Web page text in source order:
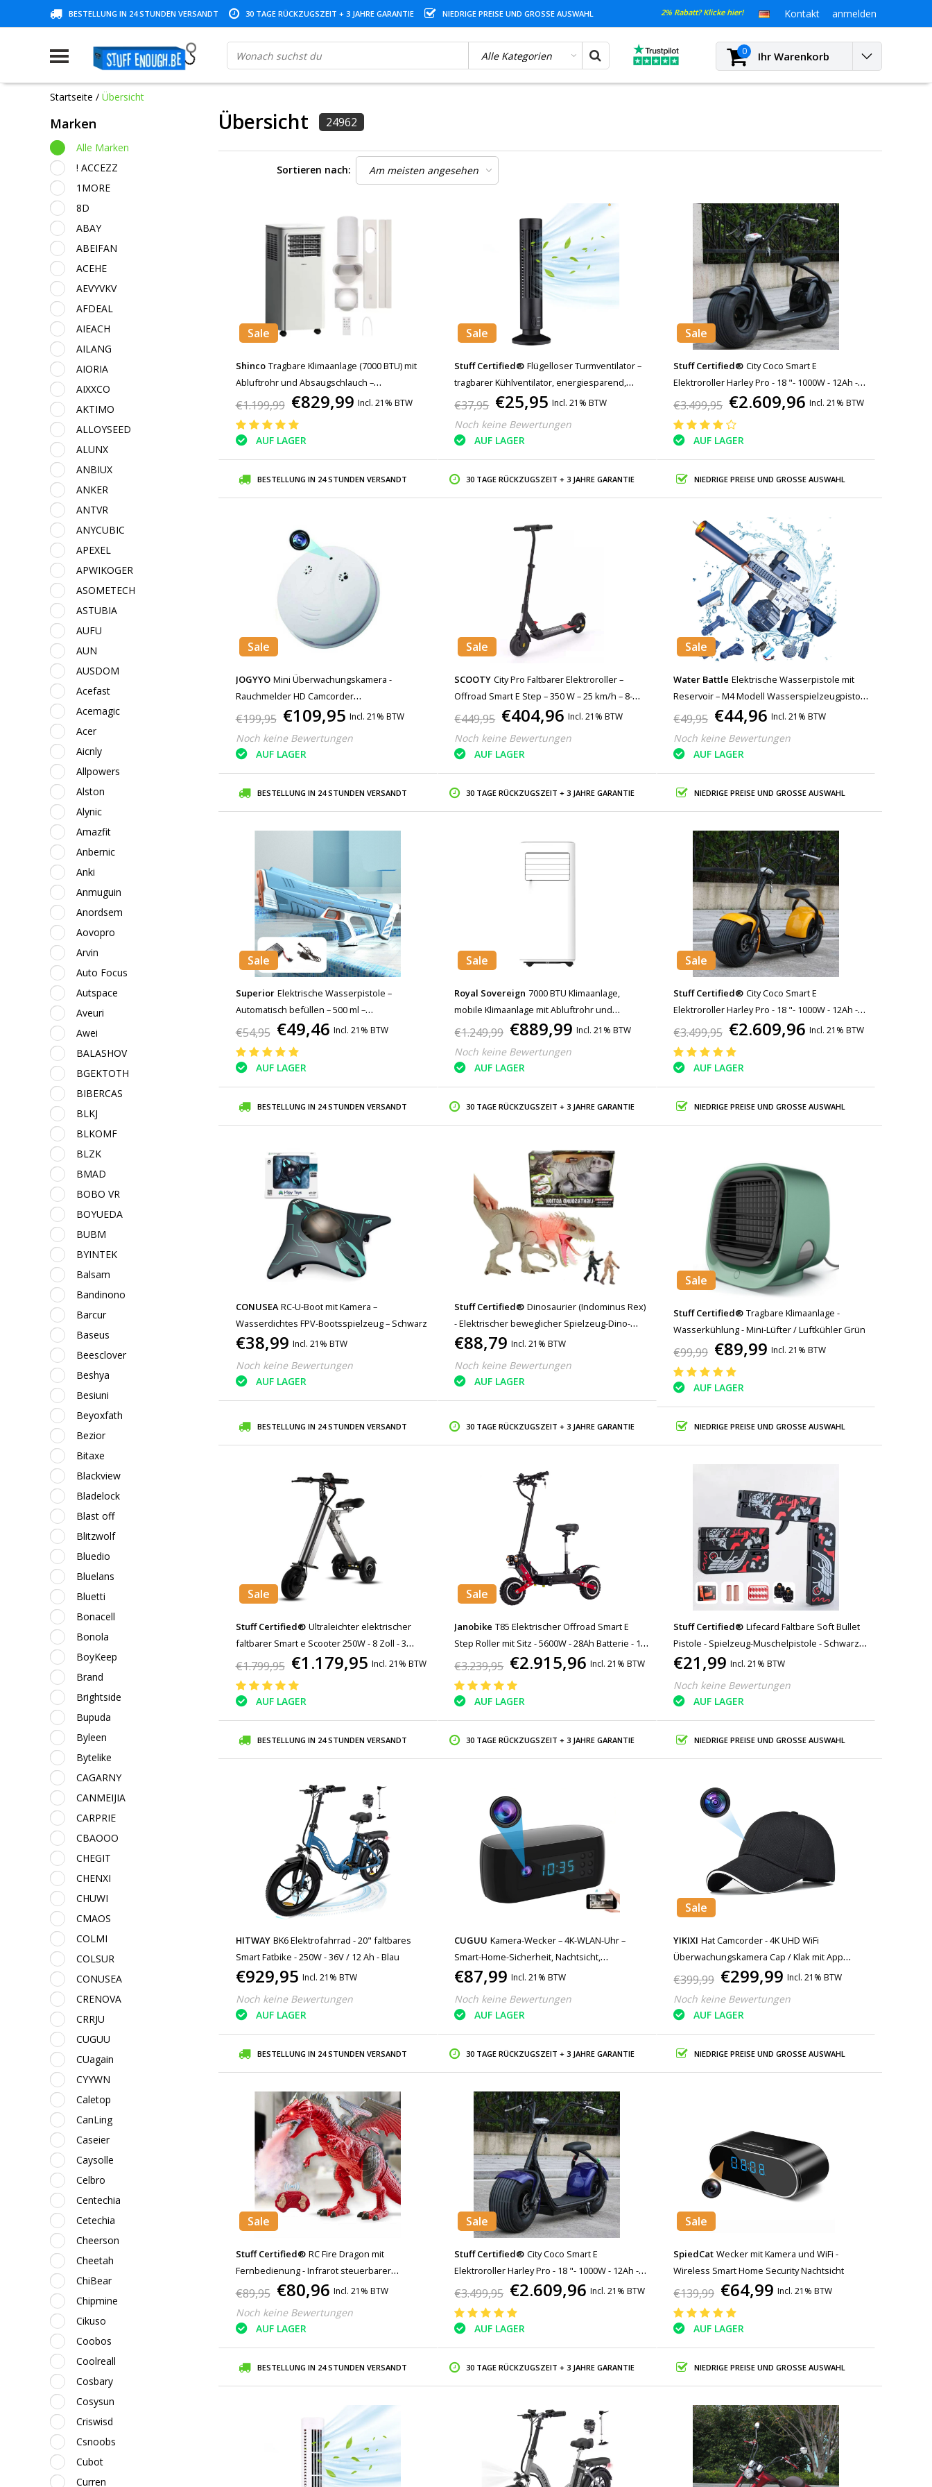
BESTELLUNG IN 24 STUNDEN VERSANDT 30 TAGE RÜCKZUGSZEIT + 3 JAHRE GARANTIE NIEDRIGE PREISE UND GROSSE AUSWAHL 2% Rabatt? Klicke hier! Kontakt anmelden
0 Ihr Warenkorb
Startseite / Übersicht
Marken
Alle Marken
! ACCEZZ
1MORE
8D
ABAY
ABEIFAN
ACEHE
AEVYVKV
AFDEAL
AIEACH
AILANG
AIORIA
AIXXCO
AKTIMO
ALLOYSEED
ALUNX
ANBIUX
ANKER
ANTVR
ANYCUBIC
APEXEL
APWIKOGER
ASOMETECH
ASTUBIA
AUFU
AUN
AUSDOM
Acefast
Acemagic
Acer
Aicnly
Allpowers
Alston
Alynic
Amazfit
Anbernic
Anki
Anmuguin
Anordsem
Aovopro
Arvin
Auto Focus
Autspace
Aveuri
Awei
BALASHOV
BGEKTOTH
BIBERCAS
BLKJ
BLKOMF
BLZK
BMAD
BOBO VR
BOYUEDA
BUBM
BYINTEK
Balsam
Bandinono
Barcur
Baseus
Beesclover
Beshya
Besiuni
Beyoxfath
Bezior
Bitaxe
Blackview
Bladelock
Blast off
Blitzwolf
Bluedio
Bluelans
Bluetti
Bonacell
Bonola
BoyKeep
Brand
Brightside
Bupuda
Byleen
Bytelike
CAGARNY
CANMEIJIA
CARPRIE
CBAOOO
CHEGIT
CHENXI
CHUWI
CMAOS
COLMI
COLSUR
CONUSEA
CRENOVA
CRRJU
CUGUU
CUagain
CYYWN
Caletop
CanLing
Caseier
Caysolle
Celbro
Centechia
Cetechia
Cheerson
Cheetah
ChiBear
Chipmine
Cikuso
Coobos
Coolreall
Cosbary
Cosysun
Criswisd
Csnoobs
Cubot
Curren
Übersicht 24962
Sortieren nach:
Sale
Shinco Tragbare Klimaanlage (7000 BTU) mit
Abluftrohr und Absaugschlauch –
Luftkühler/Ventilator – Weiß
€1.199,99 €829,99 Incl. 21% BTW
AUF LAGER
Sale
Stuff Certified® Flügelloser Turmventilator –
tragbarer Kühlventilator, energiesparend,
Schwarz
€37,95 €25,95 Incl. 21% BTW
Noch keine Bewertungen
AUF LAGER
Sale
Stuff Certified® City Coco Smart E
Elektroroller Harley Pro - 18 "- 1000W - 12Ah -
Schwarz
€3.499,95 €2.609,96 Incl. 21% BTW
AUF LAGER
BESTELLUNG IN 24 STUNDEN VERSANDT 30 TAGE RÜCKZUGSZEIT + 3 JAHRE GARANTIE NIEDRIGE PREISE UND GROSSE AUSWAHL
Sale
JOGYYO Mini Überwachungskamera -
Rauchmelder HD Camcorder
Bewegungserkennung Weiß
€199,95 €109,95 Incl. 21% BTW
Noch keine Bewertungen
AUF LAGER
Sale
SCOOTY City Pro Faltbarer Elektroroller –
Offroad Smart E Step – 350 W – 25 km/h – 8-
Zoll-Räder – Schwarz
€449,95 €404,96 Incl. 21% BTW
Noch keine Bewertungen
AUF LAGER
Sale
Water Battle Elektrische Wasserpistole mit
Reservoir – M4 Modell Wasserspielzeugpistole
Blau
€49,95 €44,96 Incl. 21% BTW
Noch keine Bewertungen
AUF LAGER
BESTELLUNG IN 24 STUNDEN VERSANDT 30 TAGE RÜCKZUGSZEIT + 3 JAHRE GARANTIE NIEDRIGE PREISE UND GROSSE AUSWAHL
Sale
Superior Elektrische Wasserpistole –
Automatisch befüllen – 500 ml –
Wasserspielzeugpistole Blau
€54,95 €49,46 Incl. 21% BTW
AUF LAGER
Sale
Royal Sovereign 7000 BTU Klimaanlage,
mobile Klimaanlage mit Abluftrohr und
Absaugschlauch – tragbarer
€1.249,99 €889,99 Incl. 21% BTW
Noch keine Bewertungen
AUF LAGER
Sale
Stuff Certified® City Coco Smart E
Elektroroller Harley Pro - 18 "- 1000W - 12Ah -
Gelb
€3.499,95 €2.609,96 Incl. 21% BTW
AUF LAGER
BESTELLUNG IN 24 STUNDEN VERSANDT 30 TAGE RÜCKZUGSZEIT + 3 JAHRE GARANTIE NIEDRIGE PREISE UND GROSSE AUSWAHL
CONUSEA RC-U-Boot mit Kamera –
Wasserdichtes FPV-Bootsspielzeug – Schwarz
€38,99 Incl. 21% BTW
Noch keine Bewertungen
AUF LAGER
Stuff Certified® Dinosaurier (Indominus Rex)
- Elektrischer beweglicher Spielzeug-Dino-
Roboter - Weiß
€88,79 Incl. 21% BTW
Noch keine Bewertungen
AUF LAGER
Sale
Stuff Certified® Tragbare Klimaanlage -
Wasserkühlung - Mini-Lüfter / Luftkühler Grün
€99,99 €89,99 Incl. 21% BTW
AUF LAGER
BESTELLUNG IN 24 STUNDEN VERSANDT 30 TAGE RÜCKZUGSZEIT + 3 JAHRE GARANTIE NIEDRIGE PREISE UND GROSSE AUSWAHL
Sale
Stuff Certified® Ultraleichter elektrischer
faltbarer Smart e Scooter 250W - 8 Zoll - 3
Räder - Silbergrau
€1.799,95 €1.179,95 Incl. 21% BTW
AUF LAGER
Sale
Janobike T85 Elektrischer Offroad Smart E
Step Roller mit Sitz - 5600W - 28Ah Batterie - 10
Zoll Räder
€3.239,95 €2.915,96 Incl. 21% BTW
AUF LAGER
Stuff Certified® Lifecard Faltbare Soft Bullet
Pistole - Spielzeug-Muschelpistole - Schwarz
Grau Rot
€21,99 Incl. 21% BTW
Noch keine Bewertungen
AUF LAGER
BESTELLUNG IN 24 STUNDEN VERSANDT 30 TAGE RÜCKZUGSZEIT + 3 JAHRE GARANTIE NIEDRIGE PREISE UND GROSSE AUSWAHL
HITWAY BK6 Elektrofahrrad - 20" faltbares
Smart Fatbike - 250W - 36V / 12 Ah - Blau
€929,95 Incl. 21% BTW
Noch keine Bewertungen
AUF LAGER
CUGUU Kamera-Wecker – 4K-WLAN-Uhr –
Smart-Home-Sicherheit, Nachtsicht,
Bewegungserkennung – Schwarz
€87,99 Incl. 21% BTW
Noch keine Bewertungen
AUF LAGER
Sale
YIKIXI Hat Camcorder - 4K UHD WiFi
Überwachungskamera Cap / Klak mit App
Schwarz
€399,99 €299,99 Incl. 21% BTW
Noch keine Bewertungen
AUF LAGER
BESTELLUNG IN 24 STUNDEN VERSANDT 30 TAGE RÜCKZUGSZEIT + 3 JAHRE GARANTIE NIEDRIGE PREISE UND GROSSE AUSWAHL
Sale
Stuff Certified® RC Fire Dragon mit
Fernbedienung - Infrarot steuerbarer
Spielzeug-Dino-Roboter Rot
€89,95 €80,96 Incl. 21% BTW
Noch keine Bewertungen
AUF LAGER
Sale
Stuff Certified® City Coco Smart E
Elektroroller Harley Pro - 18 "- 1000W - 12Ah -
Blau
€3.499,95 €2.609,96 Incl. 21% BTW
AUF LAGER
Sale
SpiedCat Wecker mit Kamera und WiFi -
Wireless Smart Home Security Nachtsicht
€139,99 €64,99 Incl. 21% BTW
AUF LAGER
BESTELLUNG IN 24 STUNDEN VERSANDT 30 TAGE RÜCKZUGSZEIT + 3 JAHRE GARANTIE NIEDRIGE PREISE UND GROSSE AUSWAHL